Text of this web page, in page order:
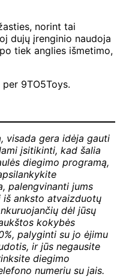
norint tai
dujų įrenginio naudoja
tiek anglies išmetimo,
per 9TO5Toys.
visada gera idėja gauti
įsitikinti, kad šalia
diegimo programą,
palengvinanti jums
iš anksto atvaizduotų
dėl jūsų
kokybės
palyginti su jo ėjimu
ir jūs negausite
diegimo
numeriu su jais.